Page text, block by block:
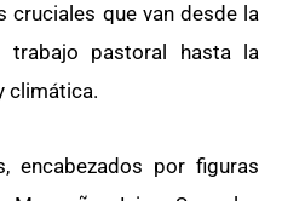
cruciales que van desde la
trabajo pastoral hasta la
climática.
encabezados por figuras